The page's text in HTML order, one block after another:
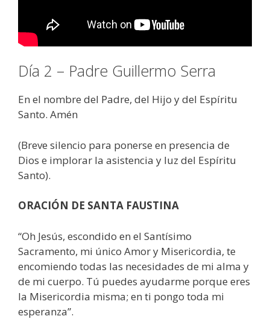
Día 2 – Padre Guillermo Serra
En el nombre del Padre, del Hijo y del Espíritu
Santo. Amén
(Breve silencio para ponerse en presencia de
Dios e implorar la asistencia y luz del Espíritu
Santo).
ORACIÓN DE SANTA FAUSTINA
“Oh Jesús, escondido en el Santísimo
Sacramento, mi único Amor y Misericordia, te
encomiendo todas las necesidades de mi alma y
de mi cuerpo. Tú puedes ayudarme porque eres
la Misericordia misma; en ti pongo toda mi
esperanza”.